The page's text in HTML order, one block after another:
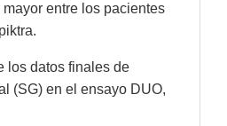
entre los pacientes
los datos finales de
(SG) en el ensayo DUO,